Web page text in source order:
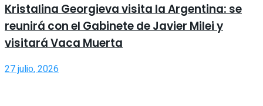
Kristalina Georgieva visita la Argentina: se
reunirá con el Gabinete de Javier Milei y
visitará Vaca Muerta
27 julio, 2026